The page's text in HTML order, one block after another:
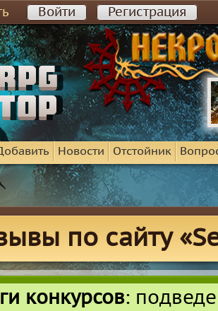
Войти Регистрация
Новости Отстойник
по сайту
конкурсов: